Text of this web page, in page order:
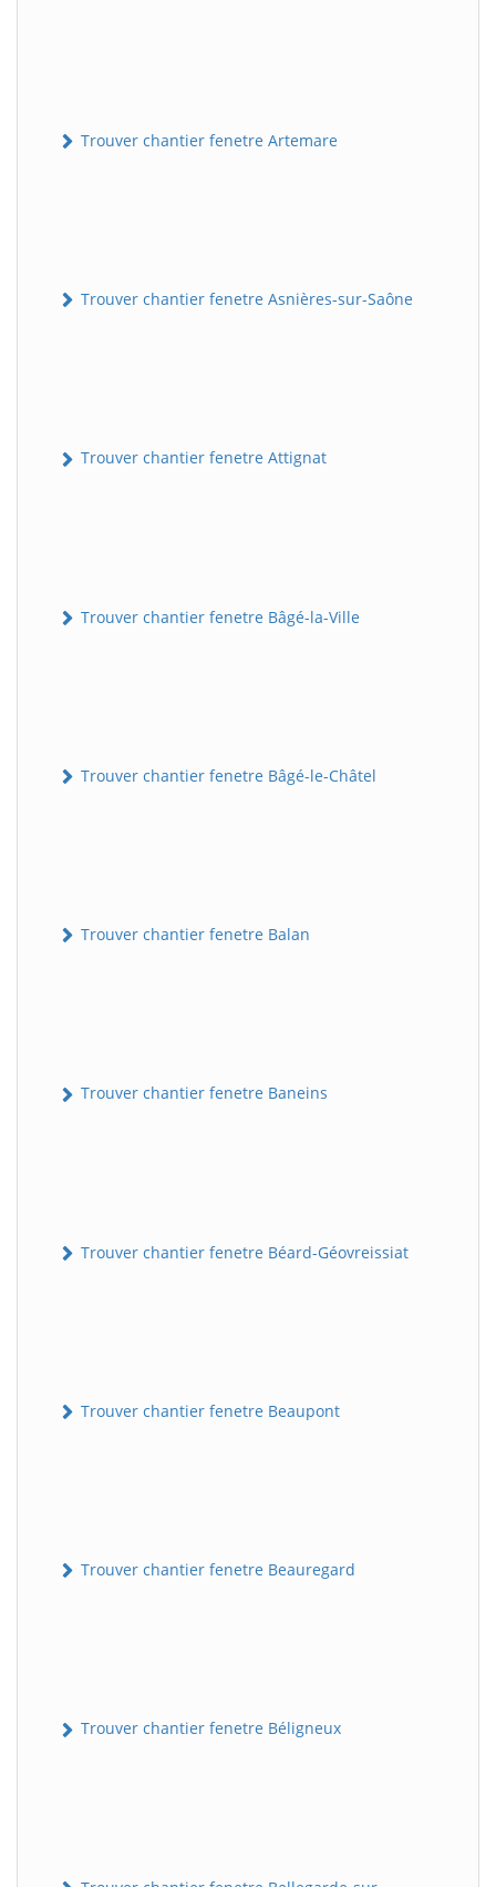
Trouver chantier fenetre Artemare
Trouver chantier fenetre Asnières-sur-Saône
Trouver chantier fenetre Attignat
Trouver chantier fenetre Bâgé-la-Ville
Trouver chantier fenetre Bâgé-le-Châtel
Trouver chantier fenetre Balan
Trouver chantier fenetre Baneins
Trouver chantier fenetre Béard-Géovreissiat
Trouver chantier fenetre Beaupont
Trouver chantier fenetre Beauregard
Trouver chantier fenetre Béligneux